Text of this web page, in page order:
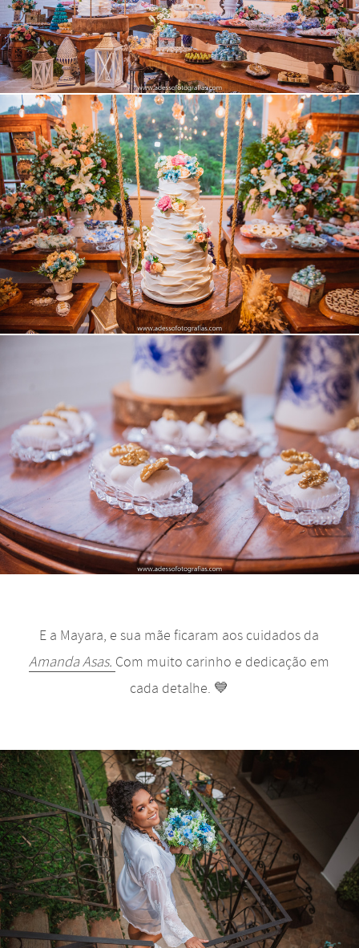
E a Mayara, e sua mãe ficaram aos cuidados da
Amanda Asas. Com muito carinho e dedicação em
cada detalhe. 💙